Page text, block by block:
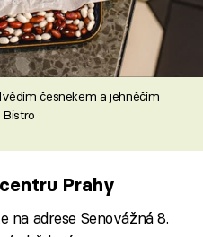
česnekem a jehněčím
Prahy
na adrese Senovážná 8.